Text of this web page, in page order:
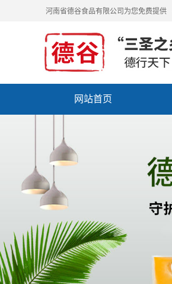
河南省德谷食品有限公司为您免费提供
网站首页